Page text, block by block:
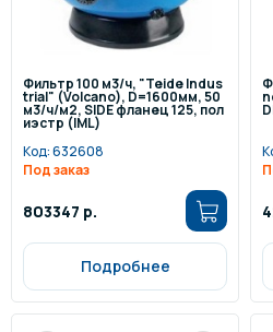
Фильтр 100 м3/ч, "Teide Indus
trial" (Volcano), D=1600мм, 50
м3/ч/м2, SIDE фланец 125, пол
иэстр (IML)
Код:632608
Под заказ
803347 р.
Подробнее